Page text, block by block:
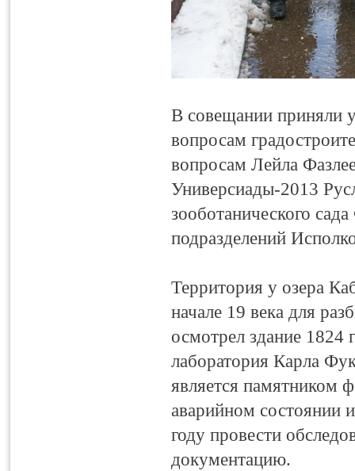
В совещании приняли
вопросам
вопросам Лейла
Универсиады-2013
зооботанического
подразделений
Территория у озера
начале 19 века для
осмотрел здание 1824
лаборатория Карла
является памятником
аварийном состоянии
году провести
документацию.